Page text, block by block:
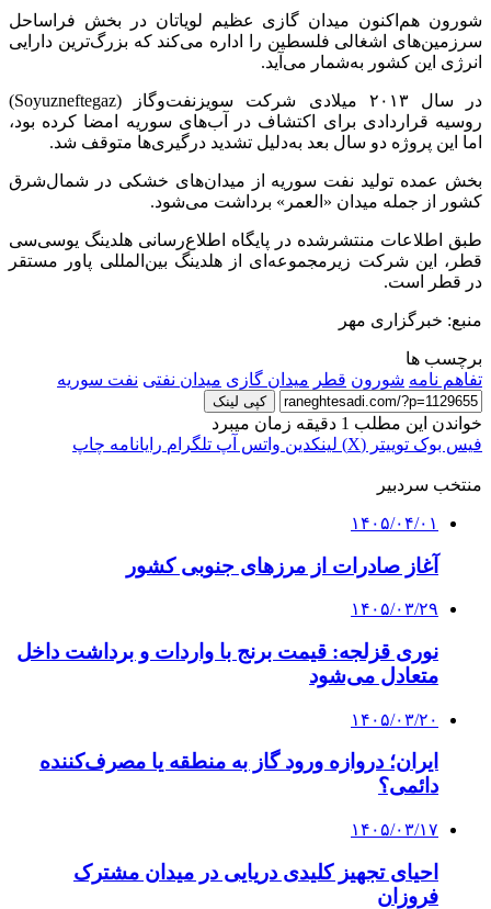
شورون هم‌اکنون میدان گازی عظیم لویاتان در بخش فراساحل
سرزمین‌های اشغالی فلسطین را اداره می‌کند که بزرگ‌ترین دارایی
انرژی این کشور به‌شمار می‌آید.
در سال ۲۰۱۳ میلادی شرکت سویزنفت‌وگاز (Soyuzneftegaz)
روسیه قراردادی برای اکتشاف در آب‌های سوریه امضا کرده بود،
اما این پروژه دو سال بعد به‌دلیل تشدید درگیری‌ها متوقف شد.
بخش عمده تولید نفت سوریه از میدان‌های خشکی در شمال‌شرق
کشور از جمله میدان «العمر» برداشت می‌شود.
طبق اطلاعات منتشرشده در پایگاه اطلاع‌رسانی هلدینگ یوسی‌سی
قطر، این شرکت زیرمجموعه‌ای از هلدینگ بین‌المللی پاور مستقر
در قطر است.
منبع: خبرگزاری مهر
برچسب ها
تفاهم نامه شورون قطر میدان گازی میدان نفتی نفت سوریه
کپی لینک
خواندن این مطلب 1 دقیقه زمان میبرد
فیس بوک توییتر (X) لینکدین واتس آپ تلگرام رایانامه چاپ
منتخب سردبیر
۱۴۰۵/۰۴/۰۱
آغاز صادرات از مرزهای جنوبی کشور
۱۴۰۵/۰۳/۲۹
نوری قزلجه: قیمت برنج با واردات و برداشت داخل
متعادل می‌شود
۱۴۰۵/۰۳/۲۰
ایران؛ دروازه ورود گاز به منطقه یا مصرف‌کننده
دائمی؟
۱۴۰۵/۰۳/۱۷
احیای تجهیز کلیدی دریایی در میدان مشترک
فروزان